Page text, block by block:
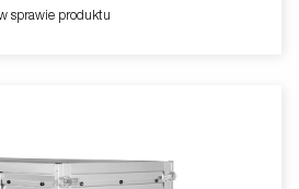
sprawie produktu